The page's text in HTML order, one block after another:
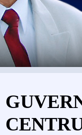
Vous êtes ici